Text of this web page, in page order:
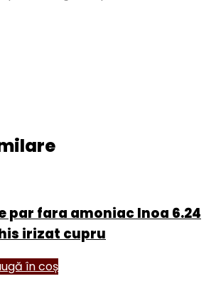
par fara amoniac Inoa 6.24
irizat cupru
în coș